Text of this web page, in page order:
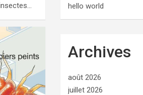
hello world
Archives
août 2026
juillet 2026